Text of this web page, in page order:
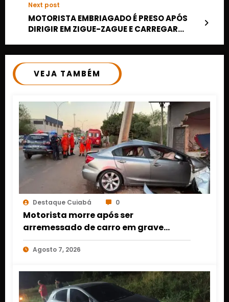
Next post
MOTORISTA EMBRIAGADO É PRESO APÓS
DIRIGIR EM ZIGUE-ZAGUE E CARREGAR
VEJA TAMBÉM
Destaque Cuiabá 0
Motorista morre após ser
arremessado de carro em grave
acidente em Várzea Grande
Agosto 7, 2026